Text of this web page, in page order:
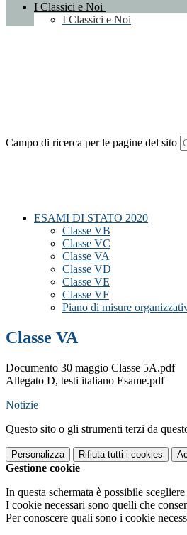
I Classici e Noi
I Classici e Noi
Campo di ricerca per le pagine del sito
ESAMI DI STATO 2020
Classe VB
Classe VC
Classe VA
Classe VD
Classe VE
Classe VF
Piano di misure
Classe VA
Documento 30 maggio Classe 5A.pdf
Allegato D, testi italiano Esame.pdf
Notizie
Questo sito o gli strumenti terzi da
Personalizza Rifiuta tutti i cookies
Gestione cookie
In questa schermata è possibile
I cookie necessari sono quelli che
Per conoscere quali sono i cookie